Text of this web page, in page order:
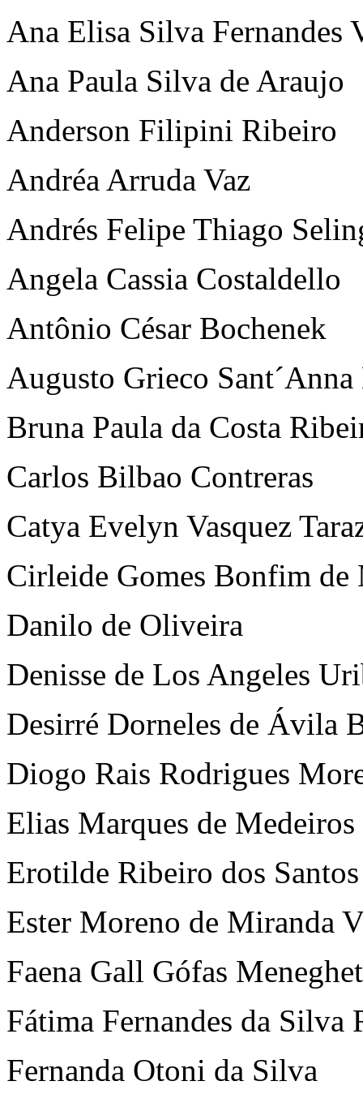
Ana Elisa Silva Fernandes
Ana Paula Silva de Araujo
Anderson Filipini Ribeiro
Andréa Arruda Vaz
Andrés Felipe Thiago
Angela Cassia Costaldello
Antônio César Bochenek
Augusto Grieco
Bruna Paula da Costa
Carlos Bilbao Contreras
Catya Evelyn Vasquez
Cirleide Gomes Bonfim de
Danilo de Oliveira
Denisse de Los Angeles
Desirré Dorneles de Ávila
Diogo Rais Rodrigues
Elias Marques de
Erotilde Ribeiro dos
Ester Moreno de Miranda
Faena Gall Gófas
Fátima Fernandes da Silva
Fernanda Otoni da Silva